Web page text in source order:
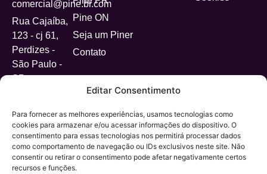
Editar Consentimento
Para fornecer as melhores experiências, usamos tecnologias como
cookies para armazenar e/ou acessar informações do dispositivo. O
consentimento para essas tecnologias nos permitirá processar dados
como comportamento de navegação ou IDs exclusivos neste site. Não
consentir ou retirar o consentimento pode afetar negativamente certos
recursos e funções.
comercial@pine.br.com
Rua Cajaíba,
123 - cj 61,
Perdizes -
São Paulo -
SP
Pine ON
Seja um Piner
Contato
© Copyright 2025. Pine prDev. por InCraft